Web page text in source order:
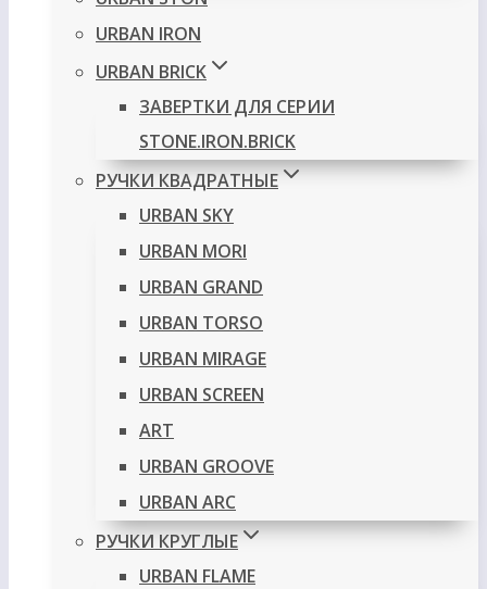
URBAN IRON
URBAN BRICK
ЗАВЕРТКИ ДЛЯ СЕРИИ
STONE.IRON.BRICK
РУЧКИ КВАДРАТНЫЕ
URBAN SKY
URBAN MORI
URBAN GRAND
URBAN TORSO
URBAN MIRAGE
URBAN SCREEN
ART
URBAN GROOVE
URBAN ARC
РУЧКИ КРУГЛЫЕ
URBAN FLAME